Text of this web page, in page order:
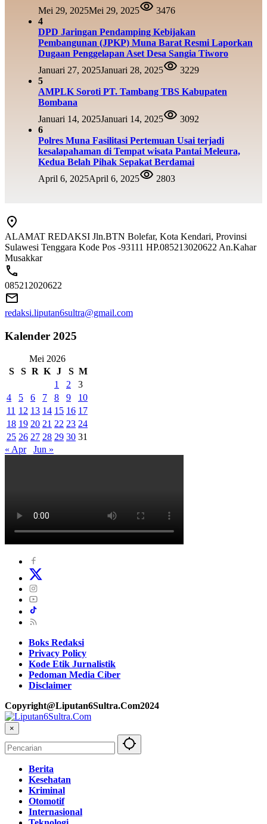
Mei 29, 2025Mei 29, 2025
3476
4
DPD Jaringan Pendamping Kebijakan
Pembangunan (JPKP) Muna Barat Resmi Laporkan
Dugaan Penggelapan Aset Desa Sangia Tiworo
Januari 27, 2025Januari 28, 2025
3229
5
AMPLK Soroti PT. Tambang TBS Kabupaten
Bombana
Januari 14, 2025Januari 14, 2025
3092
6
Polres Muna Fasilitasi Pertemuan Usai terjadi
kesalapahaman di Tempat wisata Pantai Meleura,
Kedua Belah Pihak Sepakat Berdamai
April 6, 2025April 6, 2025 2803
ALAMAT REDAKSI Jln.BTN Bolefar, Kota Kendari, Provinsi
Sulawesi Tenggara Kode Pos -93111 HP.085213020622 An.Kahar
Musakkar
085212020622
redaksi.liputan6sultra@gmail.com
Kalender 2025
Mei 2026
S
S R K J S M
1
2
3
4
5 6 7 8 9
10
11 12 13 14 15 16 17
18 19 20 21 22 23 24
25 26 27 28 29 30 31
« Apr
Jun »
Boks Redaksi
Privacy Policy
Kode Etik Jurnalistik
Pedoman Media Ciber
Disclaimer
Copyright@Liputan6Sultra.Com2024
×
Berita
Kesehatan
Kriminal
Otomotif
Internasional